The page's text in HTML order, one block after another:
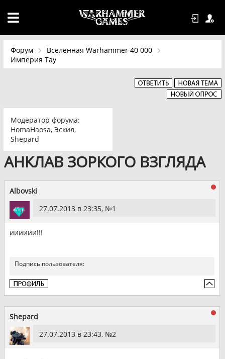
Форум
Вселенная Warhammer 40 000
Империя Тау
Модератор форума:
HomaHaosa, Эскил,
Shepard
АНКЛАВ ЗОРКОГО ВЗГЛЯДА
Albovski
27.07.2013 в 23:35, №1
ииииии!!!
Подпись пользователя:
Shepard
27.07.2013 в 23:43, №2